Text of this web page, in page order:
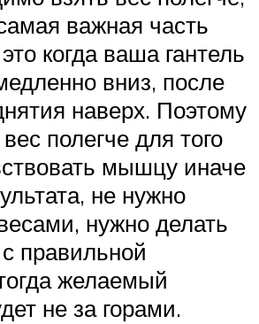
важная часть
когда ваша гантель
вниз, после
наверх. Поэтому
полегче для того
мышцу иначе
не нужно
нужно делать
правильной
желаемый
не за горами.